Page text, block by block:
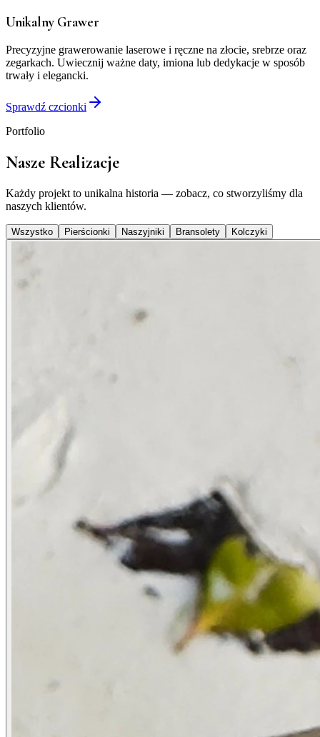
Unikalny Grawer
Precyzyjne grawerowanie laserowe i ręczne na złocie, srebrze oraz
zegarkach. Uwiecznij ważne daty, imiona lub dedykacje w sposób
trwały i elegancki.
Sprawdź czcionki
Portfolio
Nasze Realizacje
Każdy projekt to unikalna historia — zobacz, co stworzyliśmy dla
naszych klientów.
Wszystko Pierścionki Naszyjniki Bransolety Kolczyki